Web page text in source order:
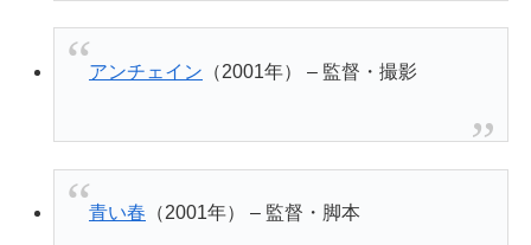
アンチェイン （2001年） – 監督・撮影
青い春 （2001年） – 監督・脚本